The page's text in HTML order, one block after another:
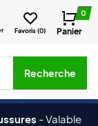
Favoris (0)
0
Panier
etc.
Recherche
-Valable